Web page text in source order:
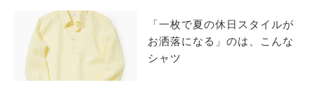
「一枚で夏の休日スタイルが
お洒落になる」のは、こんな
シャツ
サイトマップ